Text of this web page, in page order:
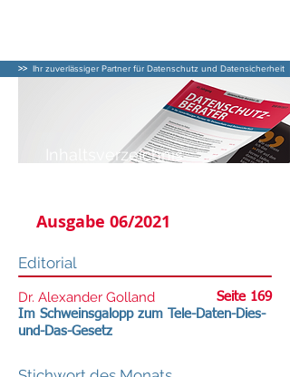
>> Ihr zuverlässiger Partner für Datenschutz und Datensicherheit
Inhaltsverzeichnis
Ausgabe 06/2021
Editorial
Dr. Alexander Golland
Seite 169
Im Schweinsgalopp zum Tele-Daten-Dies-
und-Das-Gesetz